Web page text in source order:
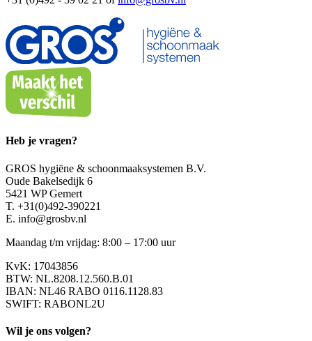
Heb je vragen?
GROS hygiëne & schoonmaaksystemen B.V.
Oude Bakelsedijk 6
5421 WP Gemert
T. +31(0)492-390221
E. info@grosbv.nl
Maandag t/m vrijdag: 8:00 – 17:00 uur
KvK: 17043856
BTW: NL.8208.12.560.B.01
IBAN: NL46 RABO 0116.1128.83
SWIFT: RABONL2U
Wil je ons volgen?